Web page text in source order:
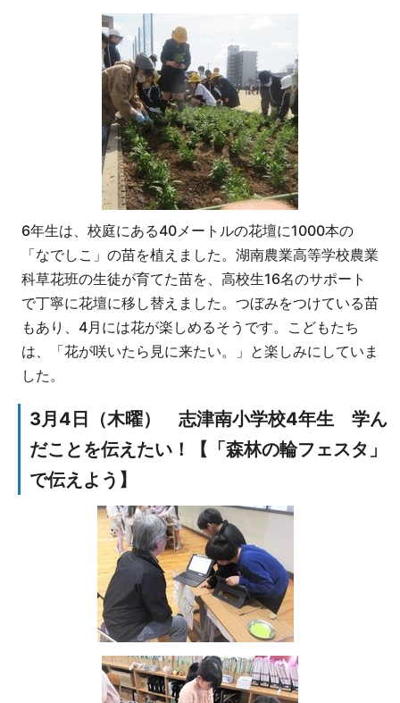
6年生は、校庭にある40メートルの花壇に1000本の
「なでしこ」の苗を植えました。湖南農業高等学校農業
科草花班の生徒が育てた苗を、高校生16名のサポート
で丁寧に花壇に移し替えました。つぼみをつけている苗
もあり、4月には花が楽しめるそうです。こどもたち
は、「花が咲いたら見に来たい。」と楽しみにしていま
した。
3月4日（木曜） 志津南小学校4年生 学ん
だことを伝えたい！【「森林の輪フェスタ」
で伝えよう】